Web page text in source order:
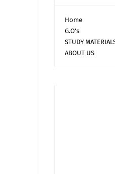
Home
G.O's
STUDY
ABOUT US